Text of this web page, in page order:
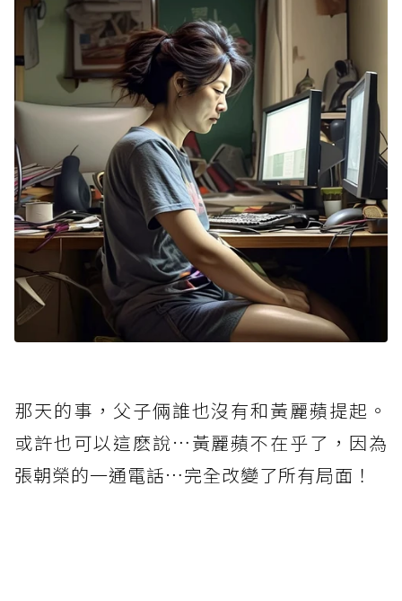
那天的事，父子倆誰也沒有和黃麗蘋提起。
或許也可以這麽說…黃麗蘋不在乎了，因為
張朝榮的一通電話…完全改變了所有局面！